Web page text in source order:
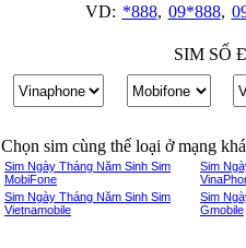
VD: *888, 09*888,
SIM SỐ
Chọn sim cùng thể loại ở mạng
Sim Ngày Tháng Năm Sinh Sim
MobiFone
Sim
Sim Ngày Tháng Năm Sinh Sim
Vietnamobile
Sim
Gmobile